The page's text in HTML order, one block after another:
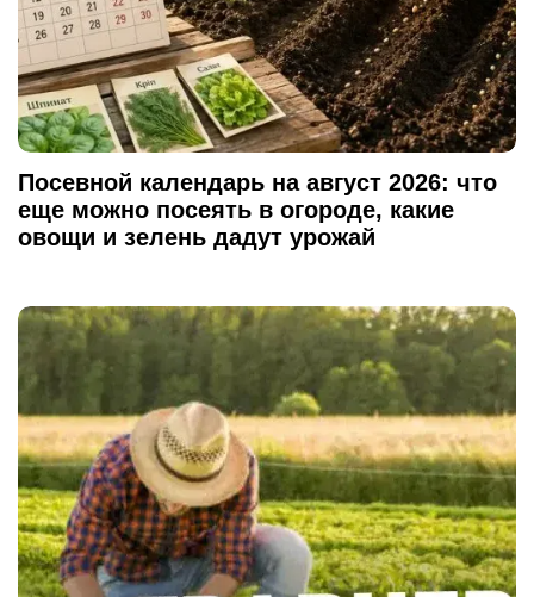
Посевной календарь на август 2026: что
еще можно посеять в огороде, какие
овощи и зелень дадут урожай